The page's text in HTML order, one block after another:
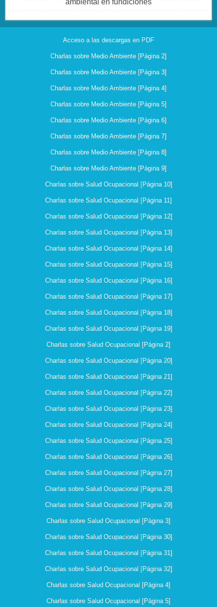
ambiental en fundiciones
Acceso a las descargas en PDF
Charlas sobre Medio Ambiente [Página 2]
Charlas sobre Medio Ambiente [Página 3]
Charlas sobre Medio Ambiente [Página 4]
Charlas sobre Medio Ambiente [Página 5]
Charlas sobre Medio Ambiente [Página 6]
Charlas sobre Medio Ambiente [Página 7]
Charlas sobre Medio Ambiente [Página 8]
Charlas sobre Medio Ambiente [Página 9]
Charlas sobre Salud Ocupacional [Página 10]
Charlas sobre Salud Ocupacional [Página 11]
Charlas sobre Salud Ocupacional [Página 12]
Charlas sobre Salud Ocupacional [Página 13]
Charlas sobre Salud Ocupacional [Página 14]
Charlas sobre Salud Ocupacional [Página 15]
Charlas sobre Salud Ocupacional [Página 16]
Charlas sobre Salud Ocupacional [Página 17]
Charlas sobre Salud Ocupacional [Página 18]
Charlas sobre Salud Ocupacional [Página 19]
Charlas sobre Salud Ocupacional [Página 2]
Charlas sobre Salud Ocupacional [Página 20]
Charlas sobre Salud Ocupacional [Página 21]
Charlas sobre Salud Ocupacional [Página 22]
Charlas sobre Salud Ocupacional [Página 23]
Charlas sobre Salud Ocupacional [Página 24]
Charlas sobre Salud Ocupacional [Página 25]
Charlas sobre Salud Ocupacional [Página 26]
Charlas sobre Salud Ocupacional [Página 27]
Charlas sobre Salud Ocupacional [Página 28]
Charlas sobre Salud Ocupacional [Página 29]
Charlas sobre Salud Ocupacional [Página 3]
Charlas sobre Salud Ocupacional [Página 30]
Charlas sobre Salud Ocupacional [Página 31]
Charlas sobre Salud Ocupacional [Página 32]
Charlas sobre Salud Ocupacional [Página 4]
Charlas sobre Salud Ocupacional [Página 5]